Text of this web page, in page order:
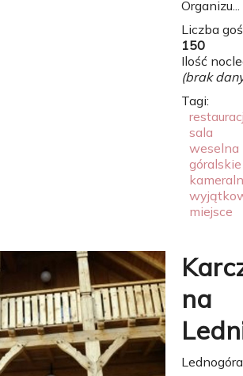
Organizu...
Liczba
150
Ilość
(brak
Tagi:
sala
weselna
góralskie
miejsce
na
Lednogóra